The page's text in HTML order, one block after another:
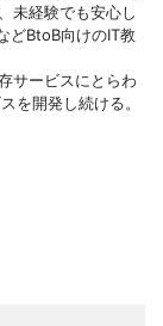
未経験でも安心し
どBtoB向けのIT教
サービスにとらわ
を開発し続ける。